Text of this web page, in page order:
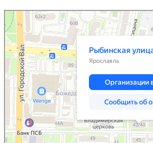
Ярославль
Рыбинская улица, 42/40 — Яндекс.Карты